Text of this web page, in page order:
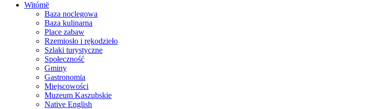
Witómë
Baza noclegowa
Baza kulinarna
Place zabaw
Rzemiosło i rękodzieło
Szlaki turystyczne
Społeczność
Gminy
Gastronomia
Miejscowości
Muzeum Kaszubskie
Native English